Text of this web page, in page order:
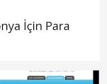
İçin Para